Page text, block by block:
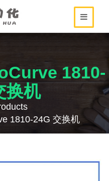
1810-
换机
1810-24G 交换机